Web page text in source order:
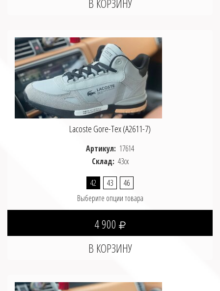
Lacoste Gore-Tex (A2611-7)
Артикул: 17614
Склад: 43ск
42 43
46
Выберите опции товара
4 900